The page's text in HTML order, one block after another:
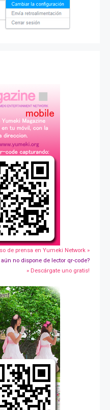
de prensa en Yumeki Network »
no dispone de lector qr-code?
» Descárgate uno gratis!